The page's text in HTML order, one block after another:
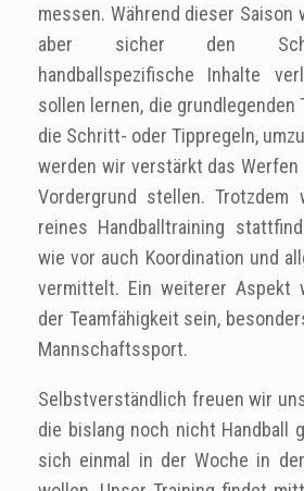
messen. Während dieser Saison
aber sicher den
handballspezifische Inhalte
sollen lernen, die grundlegenden
die Schritt- oder Tippregeln,
werden wir verstärkt das Werfen
Vordergrund stellen.
reines Handballtraining
wie vor auch Koordination und
vermittelt. Ein weiterer Aspekt
der Teamfähigkeit sein,
Mannschaftssport.
Selbstverständlich freuen wir
die bislang noch nicht Handball
sich einmal in der Woche in